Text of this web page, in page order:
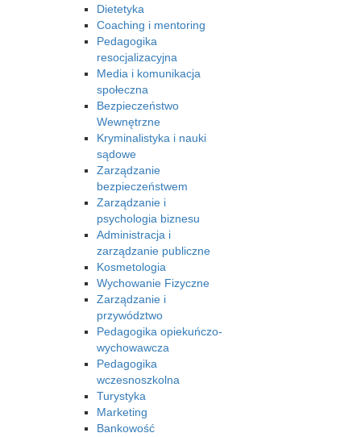
Dietetyka
Coaching i mentoring
Pedagogika
resocjalizacyjna
Media i komunikacja
społeczna
Bezpieczeństwo
Wewnętrzne
Kryminalistyka i nauki
sądowe
Zarządzanie
bezpieczeństwem
Zarządzanie i
psychologia biznesu
Administracja i
zarządzanie publiczne
Kosmetologia
Wychowanie Fizyczne
Zarządzanie i
przywództwo
Pedagogika opiekuńczo-
wychowawcza
Pedagogika
wczesnoszkolna
Turystyka
Marketing
Bankowość